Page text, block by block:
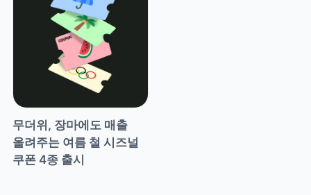
무더위, 장마에도 매출
올려주는 여름 철 시즈널
쿠폰 4종 출시